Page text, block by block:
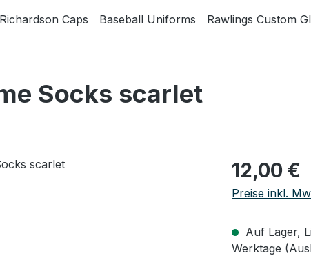
Richardson Caps Baseball Uniforms Rawlings Custom
Socks scarlet
Regulärer Preis:
12,00 €
Preise inkl.
Auf Lager,
Werktage